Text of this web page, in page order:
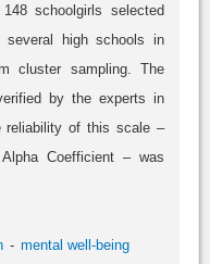
schoolgirls selected
high schools in
cluster sampling. The
by the experts in
reliability of this scale –
Coefficient – was
mental well-being